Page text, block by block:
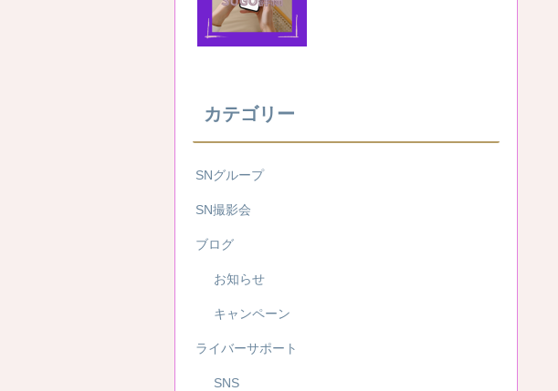
カテゴリー
SNグループ
SN撮影会
ブログ
お知らせ
キャンペーン
ライバーサポート
SNS